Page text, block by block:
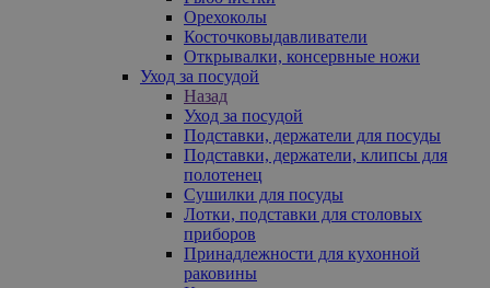
Орехоколы
Косточковыдавливатели
Открывалки, консервные ножи
Уход за посудой
Назад
Уход за посудой
Подставки, держатели для посуды
Подставки, держатели, клипсы для
полотенец
Сушилки для посуды
Лотки, подставки для столовых
приборов
Принадлежности для кухонной
раковины